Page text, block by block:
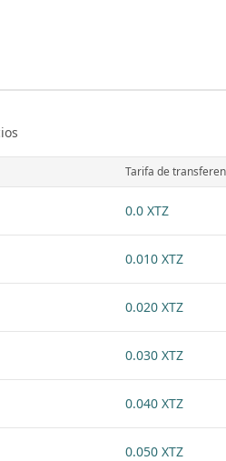
Tarifa de
0.0 XTZ
0.010 XTZ
0.020 XTZ
0.030 XTZ
0.040 XTZ
0.050 XTZ